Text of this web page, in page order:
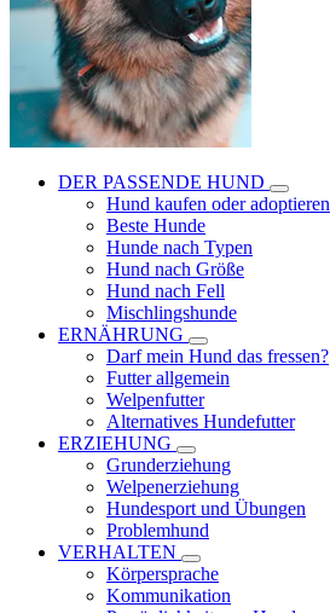
DER PASSENDE HUND
Hund kaufen oder adoptieren
Beste Hunde
Hunde nach Typen
Hund nach Größe
Hund nach Fell
Mischlingshunde
ERNÄHRUNG
Darf mein Hund das fressen?
Futter allgemein
Welpenfutter
Alternatives Hundefutter
ERZIEHUNG
Grunderziehung
Welpenerziehung
Hundesport und Übungen
Problemhund
VERHALTEN
Körpersprache
Kommunikation